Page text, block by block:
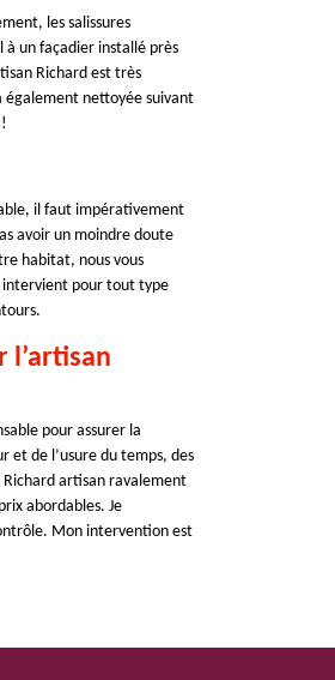
les salissures
à un façadier installé près
Richard est très
également nettoyée suivant
il faut impérativement
avoir un moindre doute
habitat, nous vous
intervient pour tout type
l’artisan
pour assurer la
et de l’usure du temps, des
Richard artisan ravalement
abordables. Je
Mon intervention est